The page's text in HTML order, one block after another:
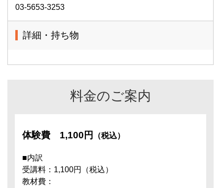
03-5653-3253
詳細・持ち物
料金のご案内
体験費 1,100円 （税込）
■内訳
受講料：1,100円（税込）
教材費：